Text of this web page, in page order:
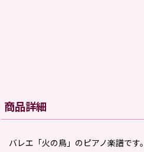
商品詳細
バレエ「火の鳥」のピアノ楽譜です。